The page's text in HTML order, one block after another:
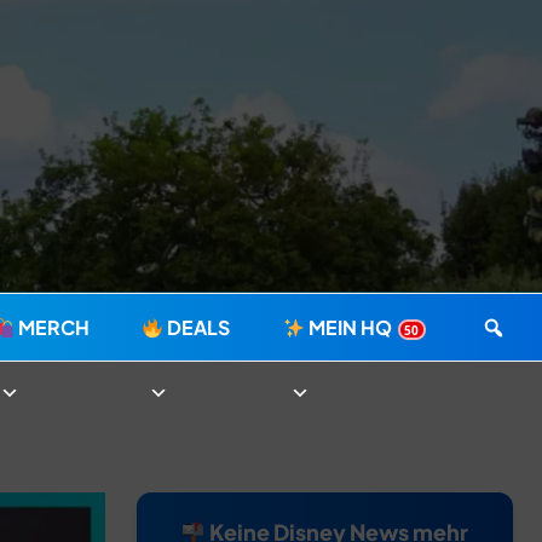
MERCH DEALS MEIN HQ 50
Keine Disney News mehr